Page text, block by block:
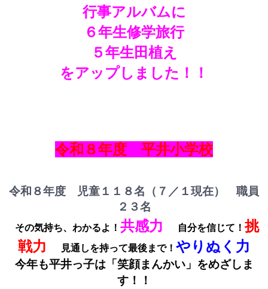
行事アルバムに
６年生修学旅行
５年生田植え
をアップしました！！
令和８年度 平井小学校
令和８年度 児童１１８名（７／１現在） 職員
２３名
その気持ち、わかるよ！ 共感力 自分を信じて！挑
戦力
見通しを持って最後まで！ やりぬく力
今年も平井っ子は「笑顔まんかい」をめざしま
す！！